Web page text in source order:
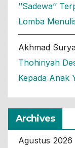
’’Sadewa’’
Lomba
Akhmad
Thohiriyah
Kepada Anak
Archives
Agustus 2026